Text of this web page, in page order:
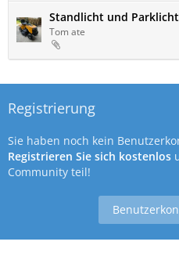
Standlicht und
Tom ate
Registrierung
Sie haben noch kein
Registrieren Sie sich kostenlos
Community teil!